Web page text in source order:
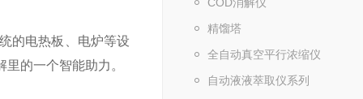
精馏塔
全自动真空平行浓缩仪
自动液液萃取仪系列
的电热板、电炉等设
的一个智能助力。